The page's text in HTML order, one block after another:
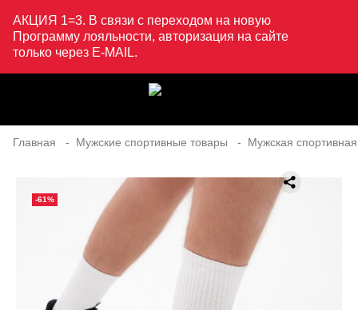
АКЦИЯ 1=3. В связи с переходом на новую
Программу лояльности, авторизация на сайте
только через E-MAIL.
Главная Мужские спортивные товары Мужская
-61%